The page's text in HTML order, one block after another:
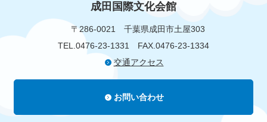
成田国際文化会館
〒286-0021 千葉県成田市土屋303
TEL.0476-23-1331 FAX.0476-23-1334
交通アクセス
お問い合わせ